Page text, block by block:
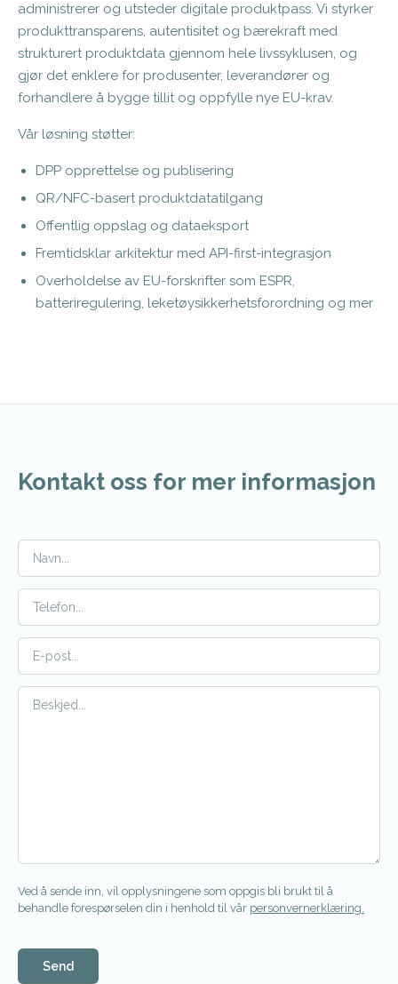
administrerer og utsteder digitale produktpass. Vi styrker
produkttransparens, autentisitet og bærekraft med
strukturert produktdata gjennom hele livssyklusen, og
gjør det enklere for produsenter, leverandører og
forhandlere å bygge tillit og oppfylle nye EU-krav.
Vår løsning støtter:
DPP opprettelse og publisering
QR/NFC-basert produktdatatilgang
Offentlig oppslag og dataeksport
Fremtidsklar arkitektur med API-first-integrasjon
Overholdelse av EU-forskrifter som ESPR,
batteriregulering, leketøysikkerhetsforordning og mer
Kontakt oss for mer informasjon
Ved å sende inn, vil opplysningene som oppgis bli brukt til å
behandle forespørselen din i henhold til vår personvernerklæring.